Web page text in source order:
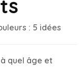
: 5 idées
quel âge et